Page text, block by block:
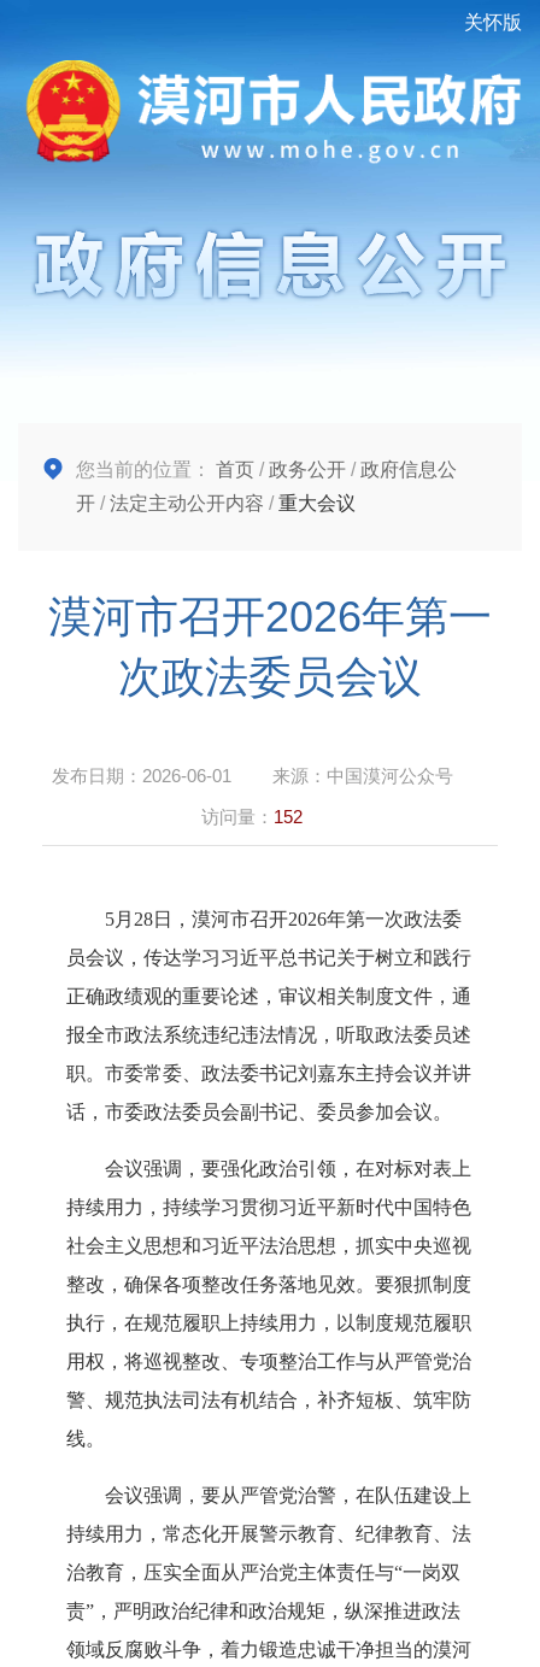
关怀版
您当前的位置： 首页 /政务公开 /政府信息公
开 /法定主动公开内容 /重大会议
漠河市召开2026年第一
次政法委员会议
发布日期： 2026-06-01 来源： 中国漠河公众号
访问量： 152
5月28日 ，漠河市召开2026年第一次政法委
员会议 ， 传达学习习近平总书记关于树立和践行
正确政绩观的重要论述， 审议相关制度文件，通
报全市政法系统违纪违法情况，听取政法委员述
职。 市委常委、政法委书记刘嘉东主持会议并讲
话 ， 市委政法委员会副书记、委员参加会议。
会议强调， 要强化政治引领，在对标对表上
持续用力，持续学习贯彻习近平新时代中国特色
社会主义思想和习近平法治思想，抓实中央巡视
整改， 确保各项整改任务落地见效。 要狠抓制度
执行，在规范履职上持续用力，以制度规范履职
用权，将巡视整改、专项整治工作与从严管党治
警、规范执法司法有机结合，补齐短板、筑牢防
线。
会议强调，要从严管党治警，在队伍建设上
持续用力，常态化开展警示教育、纪律教育、法
治教育，压实全面从严治党主体责任与“一岗双
责”，严明政治纪律和政治规矩，纵深推进政法
领域反腐败斗争，着力锻造忠诚干净担当的漠河